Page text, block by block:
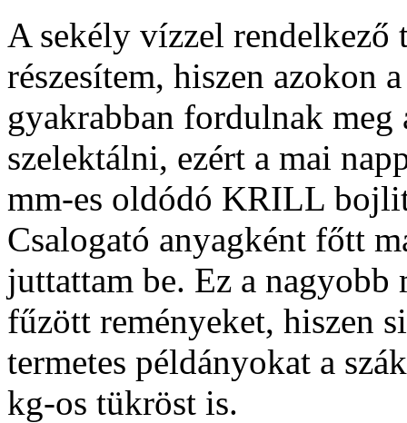
A sekély vízzel rendelkező
részesítem, hiszen azokon
gyakrabban fordulnak meg
szelektálni, ezért a mai
mm-es oldódó KRILL
Csalogató anyagként főtt
juttattam be. Ez a nagyobb
fűzött reményeket, hiszen
termetes példányokat a
kg-os tükröst is.